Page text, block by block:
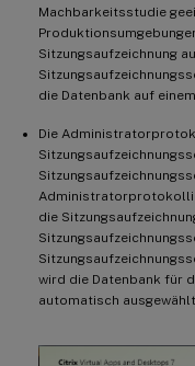
Machbarkeitsstudie
Sitzungsaufzeichnung
die Datenbank auf
Die
die
wird die Datenbank für
automatisch